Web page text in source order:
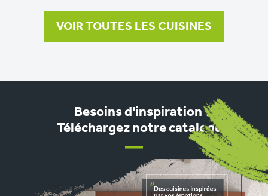
VOIR TOUTES LES CUISINES
Besoins d'inspiration ?
Téléchargez notre catalogue